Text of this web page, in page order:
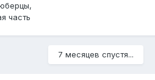
часть
7 месяцев спустя...